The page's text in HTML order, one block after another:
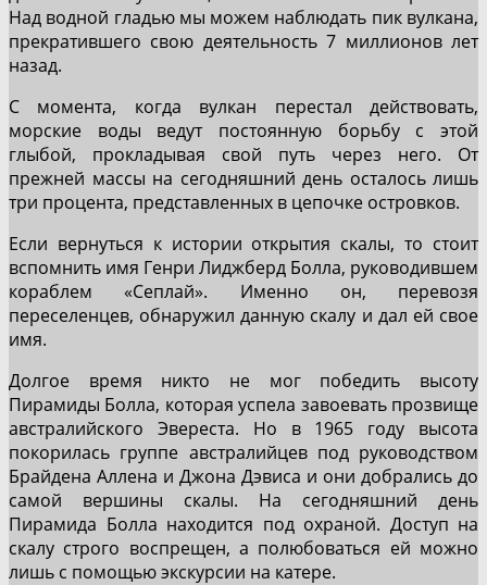
Над водной гладью мы можем наблюдать пик вулкана,
прекратившего свою деятельность 7 миллионов лет
назад.
С момента, когда вулкан перестал действовать,
морские воды ведут постоянную борьбу с этой
глыбой, прокладывая свой путь через него. От
прежней массы на сегодняшний день осталось лишь
три процента, представленных в цепочке островков.
Если вернуться к истории открытия скалы, то стоит
вспомнить имя Генри Лиджберд Болла, руководившем
кораблем «Сеплай». Именно он, перевозя
переселенцев, обнаружил данную скалу и дал ей свое
имя.
Долгое время никто не мог победить высоту
Пирамиды Болла, которая успела завоевать прозвище
австралийского Эвереста. Но в 1965 году высота
покорилась группе австралийцев под руководством
Брайдена Аллена и Джона Дэвиса и они добрались до
самой вершины скалы. На сегодняшний день
Пирамида Болла находится под охраной. Доступ на
скалу строго воспрещен, а полюбоваться ей можно
лишь с помощью экскурсии на катере.